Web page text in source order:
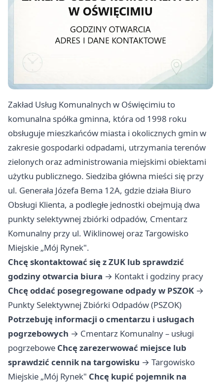
Zakład Usług Komunalnych w Oświęcimiu to
komunalna spółka gminna, która od 1998 roku
obsługuje mieszkańców miasta i okolicznych gmin w
zakresie gospodarki odpadami, utrzymania terenów
zielonych oraz administrowania miejskimi obiektami
użytku publicznego. Siedziba główna mieści się przy
ul. Generała Józefa Bema 12A, gdzie działa Biuro
Obsługi Klienta, a podległe jednostki obejmują dwa
punkty selektywnej zbiórki odpadów, Cmentarz
Komunalny przy ul. Wiklinowej oraz Targowisko
Miejskie „Mój Rynek".
Chcę skontaktować się z ZUK lub sprawdzić
godziny otwarcia biura → Kontakt i godziny pracy
Chcę oddać posegregowane odpady w PSZOK →
Punkty Selektywnej Zbiórki Odpadów (PSZOK)
Potrzebuję informacji o cmentarzu i usługach
pogrzebowych → Cmentarz Komunalny – usługi
pogrzebowe Chcę zarezerwować miejsce lub
sprawdzić cennik na targowisku → Targowisko
Miejskie „Mój Rynek" Chcę kupić pojemnik na